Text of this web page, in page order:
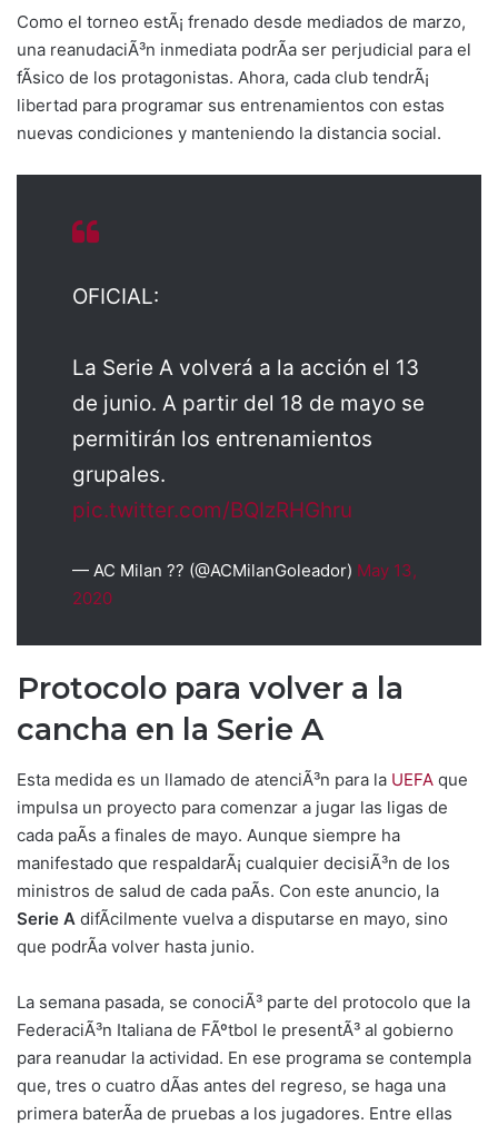
Como el torneo estÃ¡ frenado desde mediados de marzo,
una reanudaciÃ³n inmediata podrÃ­a ser perjudicial para el
fÃ­sico de los protagonistas. Ahora, cada club tendrÃ¡
libertad para programar sus entrenamientos con estas
nuevas condiciones y manteniendo la distancia social.
OFICIAL:
La Serie A volverá a la acción el 13
de junio. A partir del 18 de mayo se
permitirán los entrenamientos
grupales.
pic.twitter.com/BQIzRHGhru
— AC Milan ?? (@ACMilanGoleador) May 13,
2020
Protocolo para volver a la
cancha en la Serie A
Esta medida es un llamado de atenciÃ³n para la UEFA que
impulsa un proyecto para comenzar a jugar las ligas de
cada paÃ­s a finales de mayo. Aunque siempre ha
manifestado que respaldarÃ¡ cualquier decisiÃ³n de los
ministros de salud de cada paÃ­s. Con este anuncio, la
Serie A difÃ­cilmente vuelva a disputarse en mayo, sino
que podrÃ­a volver hasta junio.
La semana pasada, se conociÃ³ parte del protocolo que la
FederaciÃ³n Italiana de FÃºtbol le presentÃ³ al gobierno
para reanudar la actividad. En ese programa se contempla
que, tres o cuatro dÃ­as antes del regreso, se haga una
primera baterÃ­a de pruebas a los jugadores. Entre ellas